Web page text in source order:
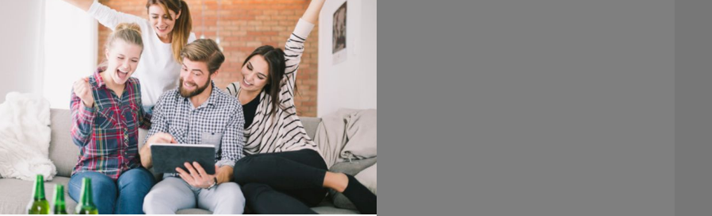
Maza,rode biet,sesam,tuinkruiden,zongedroogde tomaat
AFGELOPEN: Win een HP Sprocket Plus t.w.v. €149
AFGELOPEN: Maak kans op een Google Home speaker t.w.v. € 149